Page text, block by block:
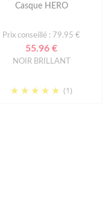
Casque HERO
Prix conseillé : 79.95 €
55.96 €
NOIR BRILLANT
(1)